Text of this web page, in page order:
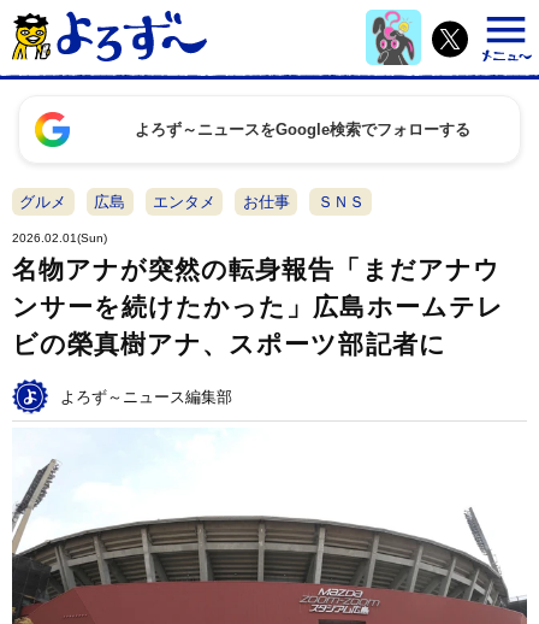
よろず～ニュースをGoogle検索でフォローする
グルメ 広島 エンタメ お仕事 ＳＮＳ
2026.02.01(Sun)
名物アナが突然の転身報告「まだアナウ
ンサーを続けたかった」広島ホームテレ
ビの榮真樹アナ、スポーツ部記者に
よろず～ニュース編集部